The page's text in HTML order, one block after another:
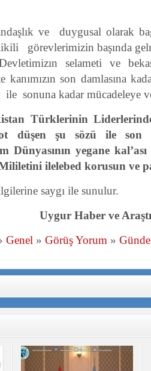
ve duygusal olarak
görevlerimizin başında
selameti ve
kanımızın son damlasına
sonuna kadar mücadeleye
Türklerinin
düşen şu sözü ile
Dünyasının yegane
ilelebed korusun ve
saygı ile sunulur.
Uygur Haber ve
Genel » Görüş Yorum »